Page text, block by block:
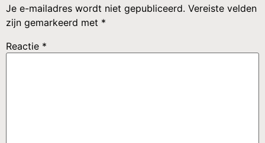
Je e-mailadres wordt niet gepubliceerd. Vereiste velden
zijn gemarkeerd met *
Reactie *